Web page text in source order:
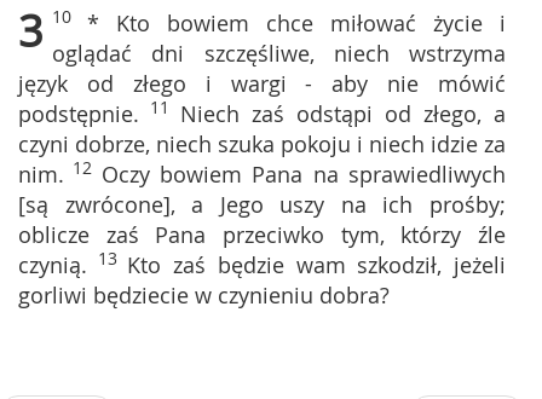
3 10* Kto bowiem chce miłować życie i
oglądać dni szczęśliwe, niech wstrzyma
język od złego i wargi - aby nie mówić
podstępnie. 11 Niech zaś odstąpi od złego, a
czyni dobrze, niech szuka pokoju i niech idzie za
nim. 12 Oczy bowiem Pana na sprawiedliwych
[są zwrócone], a Jego uszy na ich prośby;
oblicze zaś Pana przeciwko tym, którzy źle
czynią. 13 Kto zaś będzie wam szkodził, jeżeli
gorliwi będziecie w czynieniu dobra?